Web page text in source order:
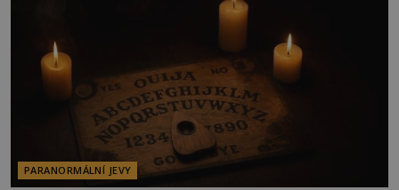
PARANORMÁLNÍ JEVY